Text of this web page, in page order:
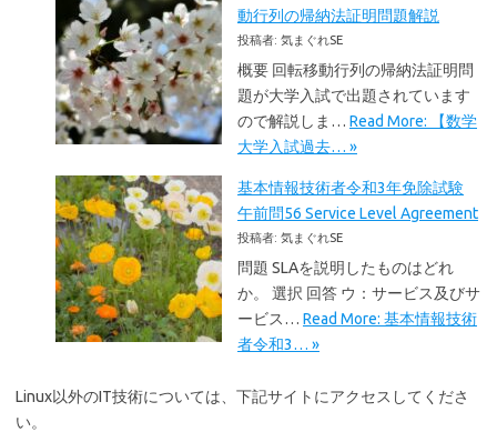
動行列の帰納法証明問題解説
投稿者: 気まぐれSE
概要 回転移動行列の帰納法証明問
題が大学入試で出題されています
ので解説しま… Read More: 【数学
大学入試過去… »
基本情報技術者令和3年免除試験
午前問56 Service Level Agreement
投稿者: 気まぐれSE
問題 SLAを説明したものはどれ
か。 選択 回答 ウ：サービス及びサ
ービス… Read More: 基本情報技術
者令和3… »
Linux以外のIT技術については、下記サイトにアクセスしてくださ
い。